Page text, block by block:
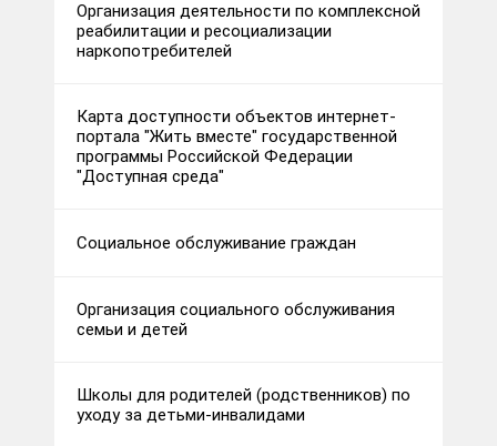
Организация деятельности по комплексной
реабилитации и ресоциализации
наркопотребителей
Карта доступности объектов интернет-
портала "Жить вместе" государственной
программы Российской Федерации
"Доступная среда"
Социальное обслуживание граждан
Организация социального обслуживания
семьи и детей
Школы для родителей (родственников) по
уходу за детьми-инвалидами